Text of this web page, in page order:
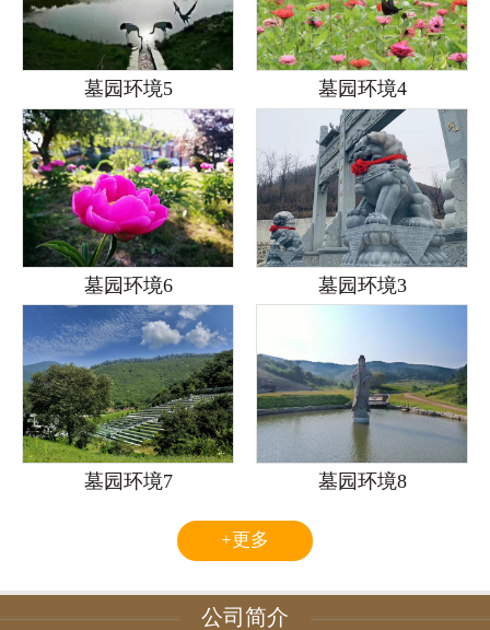
墓园环境5 墓园环境4
墓园环境6 墓园环境3
墓园环境7 墓园环境8
+更多
公司简介